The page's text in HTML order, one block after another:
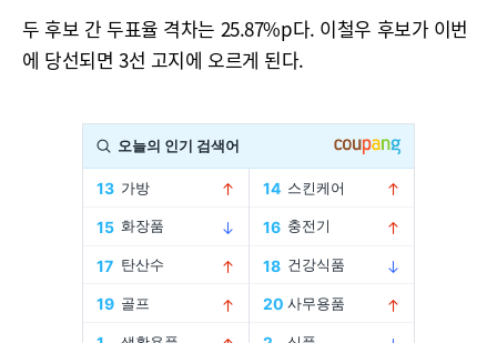
두 후보 간 두표율 격차는 25.87%p다. 이철우 후보가 이번
에 당선되면 3선 고지에 오르게 된다.